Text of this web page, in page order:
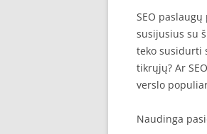
SEO
susijusius su
teko susidurti
tikrųjų? Ar
verslo
Naudinga